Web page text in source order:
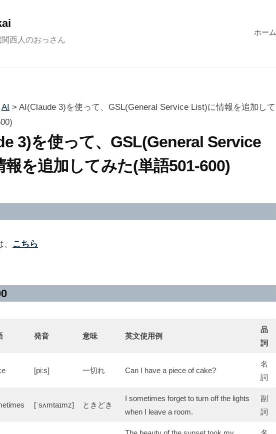
西人のおっさん
ホーム
AI > AI(Claude 3)を使って、GSL(General Service List)に情報を追加して
3)を使って、GSL(General Service
を追加してみた(単語501-600)
こちら
発音 意味 英文使用例
品
詞
[piːs] 一切れ Can I have a piece of cake?
名
詞
[ˈsʌmtaɪmz] ときどき
I sometimes forget to turn off the lights
when I leave a room.
副
詞